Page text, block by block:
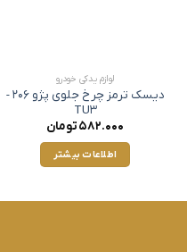
لوازم یدکی خودرو
دیسک ترمز چرخ جلوی پژو 206 -
TU3
582.000تومان
اطلاعات بیشتر